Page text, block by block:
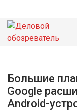
НОВОСТИ
Большие
Google
Android-